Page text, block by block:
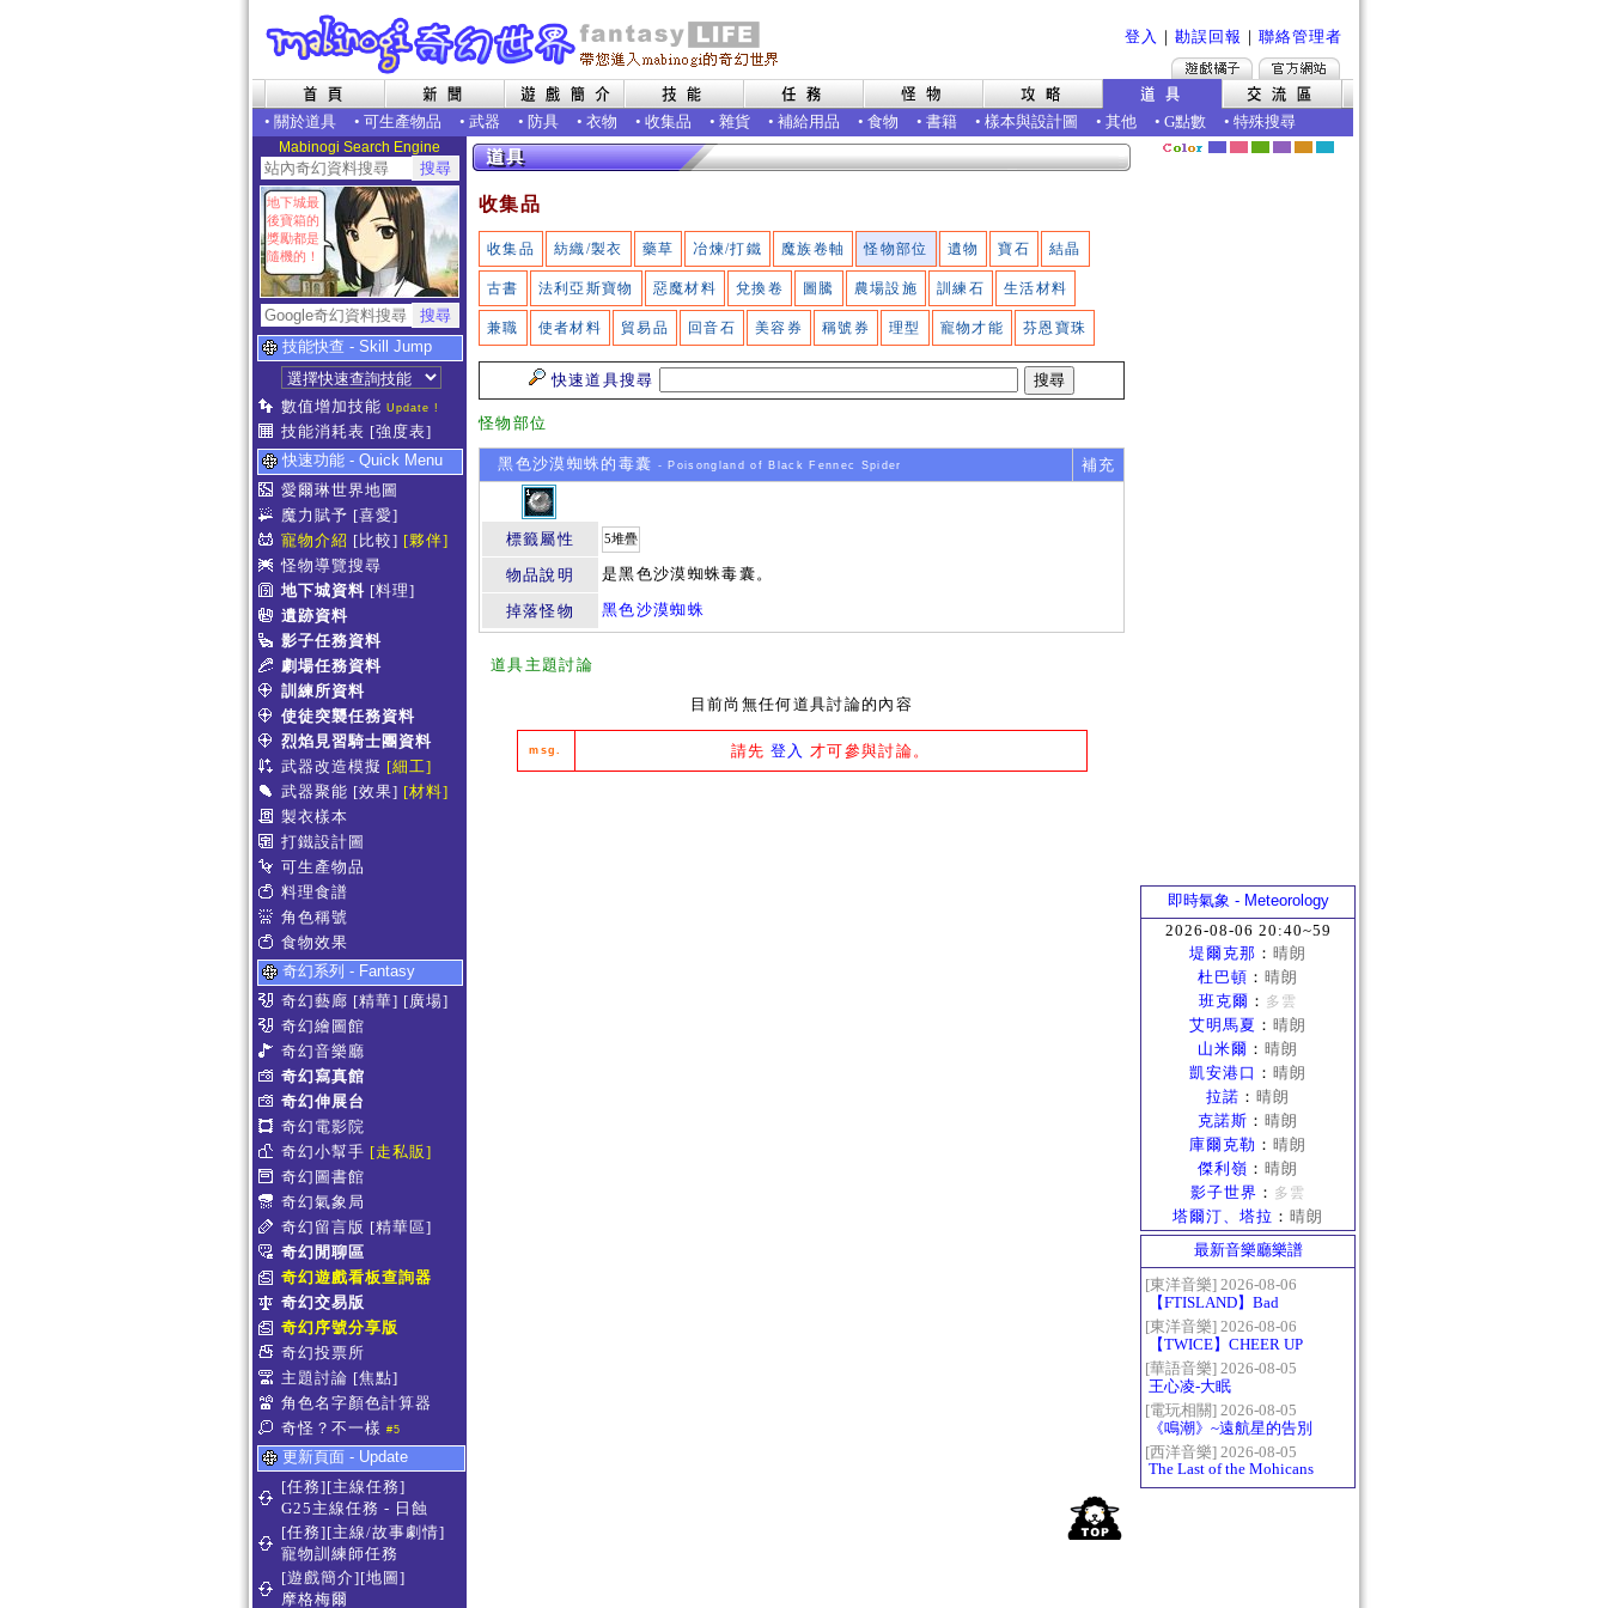
登入 ｜ 勘誤回報 ｜ 聯絡管理者
• 關於道具 • 可生產物品 • 武器 • 防具 • 衣物 • 收集品 • 雜貨 • 補給用品 • 食物 • 書籍 • 樣本與設計圖 • 其他 • G點數 • 特殊搜尋
Mabinogi Search Engine
地下城最
後寶箱的
獎勵都是
隨機的！
技能快查 - Skill Jump
數值增加技能 Update !
技能消耗表 [強度表]
快速功能 - Quick Menu
愛爾琳世界地圖
魔力賦予 [喜愛]
寵物介紹 [比較] [夥伴]
怪物導覽搜尋
地下城資料 [料理]
遺跡資料
影子任務資料
劇場任務資料
訓練所資料
使徒突襲任務資料
烈焰見習騎士團資料
武器改造模擬 [細工]
武器聚能 [效果] [材料]
製衣樣本
打鐵設計圖
可生產物品
料理食譜
角色稱號
食物效果
奇幻系列 - Fantasy
奇幻藝廊 [精華] [廣場]
奇幻繪圖館
奇幻音樂廳
奇幻寫真館
奇幻伸展台
奇幻電影院
奇幻小幫手 [走私販]
奇幻圖書館
奇幻氣象局
奇幻留言版 [精華區]
奇幻閒聊區
奇幻遊戲看板查詢器
奇幻交易版
奇幻序號分享版
奇幻投票所
主題討論 [焦點]
角色名字顏色計算器
奇怪？不一樣 #5
更新頁面 - Update
[任務][主線任務]
G25主線任務 - 日蝕
[任務][主線/故事劇情]
寵物訓練師任務
[遊戲簡介][地圖]
摩格梅爾
收集品
收集品 紡織/製衣 藥草 冶煉/打鐵 魔族卷軸 怪物部位 遺物 寶石 結晶
古書 法利亞斯寶物 惡魔材料 兌換卷 圖騰 農場設施 訓練石 生活材料
兼職 使者材料 貿易品 回音石 美容券 稱號券 理型 寵物才能 芬恩寶珠
快速道具搜尋
怪物部位
黑色沙漠蜘蛛的毒囊 - Poisongland of Black Fennec Spider 補充
標籤屬性 5堆疊
物品說明 是黑色沙漠蜘蛛毒囊。
掉落怪物 黑色沙漠蜘蛛
道具主題討論
目前尚無任何道具討論的內容
msg. 請先 登入 才可參與討論。
即時氣象 - Meteorology
2026-08-06 20:40~59
堤爾克那 ： 晴朗
杜巴頓 ： 晴朗
班克爾 ： 多雲
艾明馬夏 ： 晴朗
山米爾 ： 晴朗
凱安港口 ： 晴朗
拉諾 ： 晴朗
克諾斯 ： 晴朗
庫爾克勒 ： 晴朗
傑利嶺 ： 晴朗
影子世界 ： 多雲
塔爾汀、塔拉 ： 晴朗
最新音樂廳樂譜
[東洋音樂] 2026-08-06
【FTISLAND】Bad
Woman
[東洋音樂] 2026-08-06
【TWICE】CHEER UP
[華語音樂] 2026-08-05
王心凌-大眠
[電玩相關] 2026-08-05
《鳴潮》~遠航星的告別
[西洋音樂] 2026-08-05
The Last of the Mohicans
最後的莫西乾人